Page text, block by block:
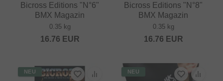
Bicross Editions "N°6"
BMX Magazin
0.35 kg
16.76 EUR
Bicross Editions "N°8"
BMX Magazin
0.35 kg
16.76 EUR
NEU NEU